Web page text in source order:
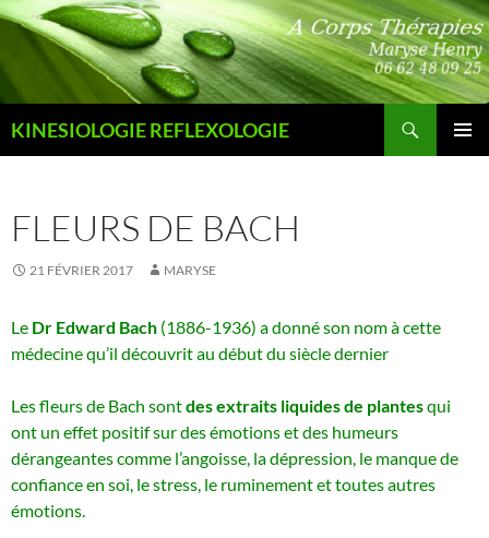
Aller
contenu
KINESIOLOGIE REFLEXOLOGIE
FLEURS DE BACH
21 FÉVRIER 2017 MARYSE
Le Dr Edward Bach (1886-1936) a donné son nom à cette
médecine qu’il découvrit au début du siècle dernier
Les fleurs de Bach sontdes extraits liquides de plantesqui
ont un effet positif sur des émotions et des humeurs
dérangeantes comme l’angoisse, la dépression, le manque de
confiance en soi, le stress, le ruminement et toutes autres
émotions.